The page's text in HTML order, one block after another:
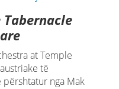
at Temple
të
përshtatur nga Mak